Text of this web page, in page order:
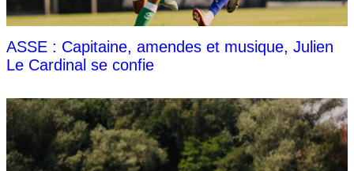
ASSE : Capitaine, amendes et musique, Julien
Le Cardinal se confie